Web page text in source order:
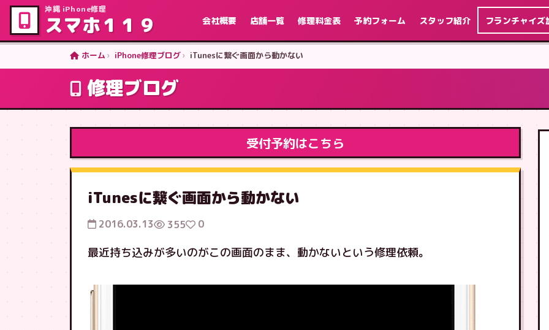
沖縄 iPhone修理
スマホ１１９ 会社概要 店舗一覧 修理料金表 予約フォーム スタッフ紹介 フランチャイズ
ホーム iPhone修理ブログ iTunesに繋ぐ画面から動かない
修理ブログ
受付予約はこちら
iTunesに繋ぐ画面から動かない
2016.03.13 355 0
最近持ち込みが多いのがこの画面のまま、動かないという修理依頼。